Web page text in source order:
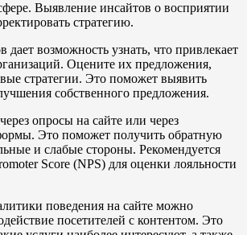
Выявление инсайтов о восприятии
стратегию.
дает возможность узнать, что привлекает
Оцените их предложения,
стратегии. Это поможет выявить
собственного предложения.
опросы на сайте или через
Это поможет получить обратную
и слабые стороны. Рекомендуется
Score (NPS) для оценки лояльности
поведения на сайте можно
посетителей с контентом. Это